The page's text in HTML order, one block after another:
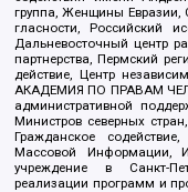
группа, Женщины Евразии,
гласности, Российский
Дальневосточный центр
партнерства, Пермский
действие, Центр
АКАДЕМИЯ ПО ПРАВАМ
административной
Министров северных
Гражданское
Массовой Информации,
учреждение в Санкт-
реализации программ и